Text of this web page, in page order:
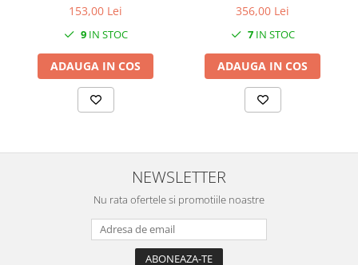
ORCHARD
CREATURES OF CURIOSITY
SERENDIPITY WHITE
FLOWER FESTIVAL BLUE
153,00 Lei
9IN STOC
ADAUGA IN COS
356,00 Lei
7IN STOC
ADAUGA IN COS
NEWSLETTER
Nu rata ofertele si promotiile noastre